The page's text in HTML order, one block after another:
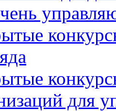
для